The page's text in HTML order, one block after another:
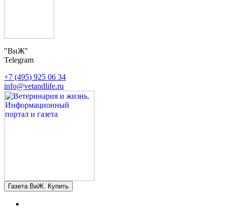
"ВиЖ"
Telegram
+7 (495) 925 06 34
info@vetandlife.ru
Газета ВиЖ. Купить